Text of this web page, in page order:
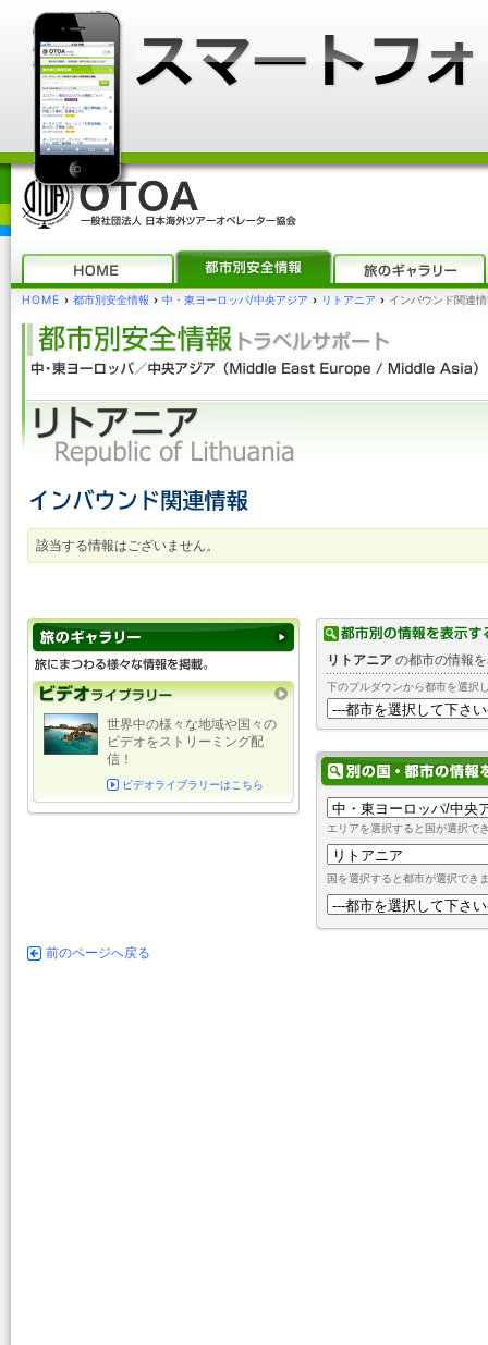
HOME › 都市別安全情報 › 中・東ヨーロッパ/中央アジア › リトアニア › インバウンド関連
該当する情報はございません。
リトアニア の都市の情報
下のプルダウンから都市を選択
エリアを選択すると国が選択で
国を選択すると都市が選択でき
世界中の様々な地域や国々の
ビデオをストリーミング配
信！
ビデオライブラリーはこちら
前のページへ戻る